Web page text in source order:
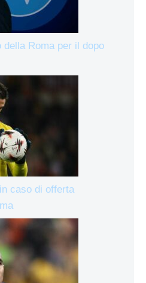
della Roma per il dopo
caso di offerta